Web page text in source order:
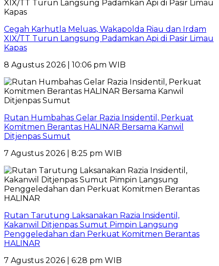
Cegah Karhutla Meluas, Wakapolda Riau dan Irdam
XIX/TT Turun Langsung Padamkan Api di Pasir Limau
Kapas
8 Agustus 2026 | 10:06 pm WIB
Rutan Humbahas Gelar Razia Insidentil, Perkuat
Komitmen Berantas HALINAR Bersama Kanwil
Ditjenpas Sumut
7 Agustus 2026 | 8:25 pm WIB
Rutan Tarutung Laksanakan Razia Insidentil,
Kakanwil Ditjenpas Sumut Pimpin Langsung
Penggeledahan dan Perkuat Komitmen Berantas
HALINAR
7 Agustus 2026 | 6:28 pm WIB